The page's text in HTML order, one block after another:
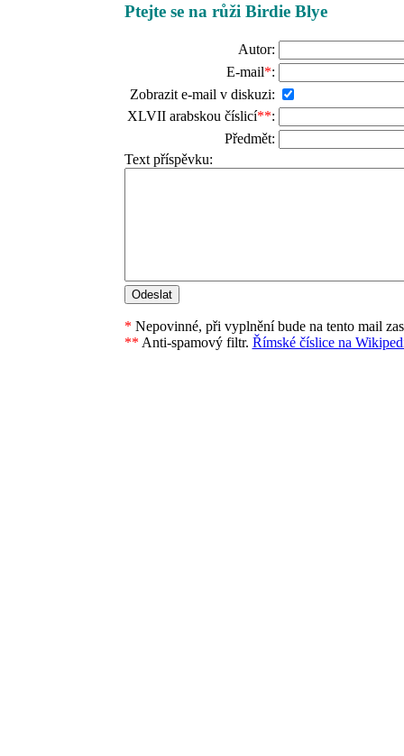
Ptejte se na růži Birdie Blye
Autor:
E-mail*:
Zobrazit e-mail v diskuzi:
XLVII arabskou číslicí**:
Předmět:
Text příspěvku:
* Nepovinné, při vyplnění bude na tento mail
** Anti-spamový filtr. Římské číslice na